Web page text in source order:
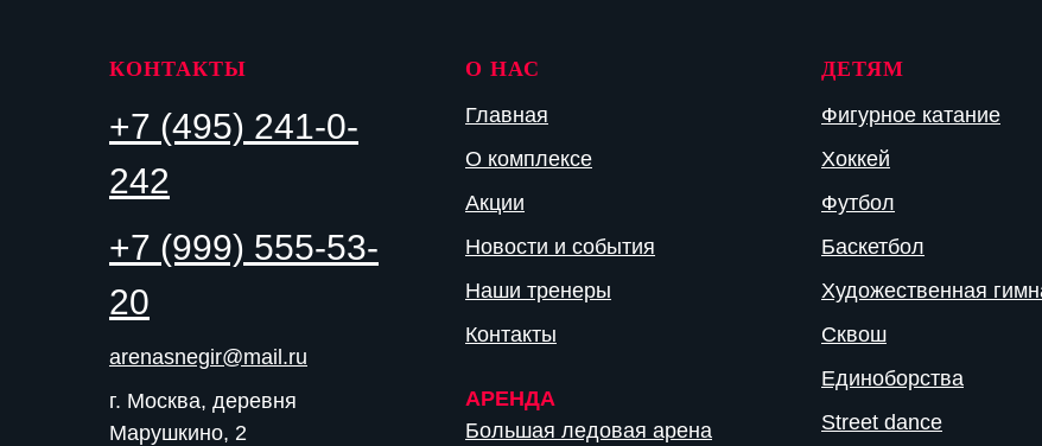
КОНТАКТЫ
+7 (495) 241-0-
242
+7 (999) 555-53-
20
arenasnegir@mail.ru
г. Москва, деревня
Марушкино, 2
О НАС
Главная
О комплексе
Акции
Новости и события
Наши тренеры
Контакты
АРЕНДА
Большая ледовая арена
ДЕТЯМ
Фигурное катание
Хоккей
Футбол
Баскетбол
Художественная
Сквош
Единоборства
Street dance